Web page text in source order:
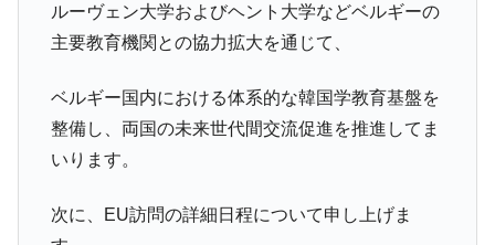
ルーヴェン大学およびヘント大学などベルギーの
主要教育機関との協力拡大を通じて、
ベルギー国内における体系的な韓国学教育基盤を
整備し、両国の未来世代間交流促進を推進してま
いります。
次に、EU訪問の詳細日程について申し上げま